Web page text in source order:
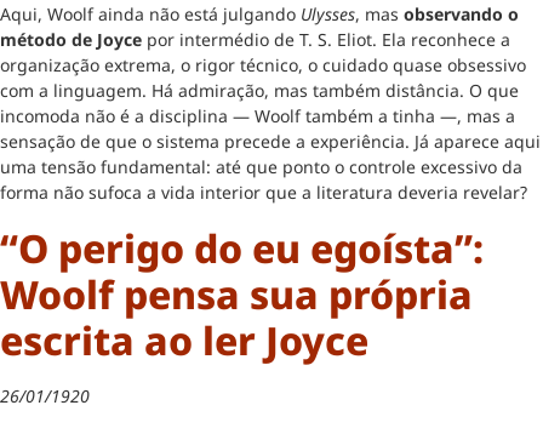
Aqui, Woolf ainda não está julgando Ulysses, mas observando o
método de Joyce por intermédio de T. S. Eliot. Ela reconhece a
organização extrema, o rigor técnico, o cuidado quase obsessivo
com a linguagem. Há admiração, mas também distância. O que
incomoda não é a disciplina — Woolf também a tinha —, mas a
sensação de que o sistema precede a experiência. Já aparece aqui
uma tensão fundamental: até que ponto o controle excessivo da
forma não sufoca a vida interior que a literatura deveria revelar?
“O perigo do eu egoísta”:
Woolf pensa sua própria
escrita ao ler Joyce
26/01/1920